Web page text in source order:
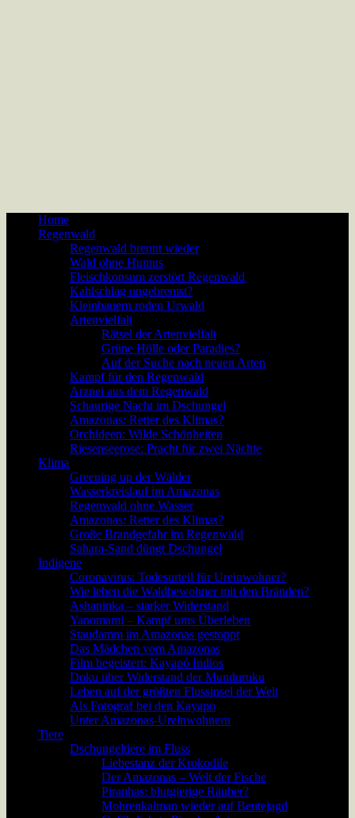
Home
Regenwald
Regenwald brennt wieder
Wald ohne Humus
Fleischkonsum zerstört Regenwald
Kahlschlag ungebremst?
Kleinbauern roden Urwald
Artenvielfalt
Rätsel der Artenvielfalt
Grüne Hölle oder Paradies?
Auf der Suche nach neuen Arten
Kampf für den Regenwald
Arznei aus dem Regenwald
Schaurige Nacht im Dschungel
Amazonas: Retter des Klimas?
Orchideen: Wilde Schönheiten
Riesenseerose: Pracht für zwei Nächte
Klima
Greening up der Wälder
Wasserkreislauf im Amazonas
Regenwald ohne Wasser
Amazonas: Retter des Klimas?
Große Brandgefahr im Regenwald
Sahara-Sand düngt Dschungel
Indigene
Coronavirus: Todesurteil für Ureinwohner?
Wie leben die Waldbewohner mit den Bränden?
Ashaninka – starker Widerstand
Yanomami – Kampf ums Überleben
Staudamm im Amazonas gestoppt
Das Mädchen vom Amazonas
Film begeistert: Kayapó Indios
Doku über Widerstand der Munduruku
Leben auf der größten Flussinsel der Welt
Als Fotograf bei den Kayapo
Unter Amazonas-Ureinwohnern
Tiere
Dschungeltiere im Fluss
Liebestanz der Krokodile
Der Amazonas – Welt der Fische
Piranhas: blutgierige Räuber?
Mohrenkaiman wieder auf Beutejagd